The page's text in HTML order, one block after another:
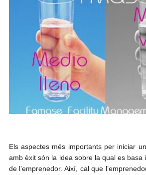
Els aspectes més importants per iniciar
amb èxit són la idea sobre la qual es basa
de l’emprenedor. Així, cal que